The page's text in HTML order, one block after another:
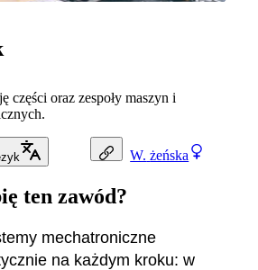
W. żeńska
części oraz zespoły maszyn i
ten zawód?
mechatroniczne
na każdym kroku: w